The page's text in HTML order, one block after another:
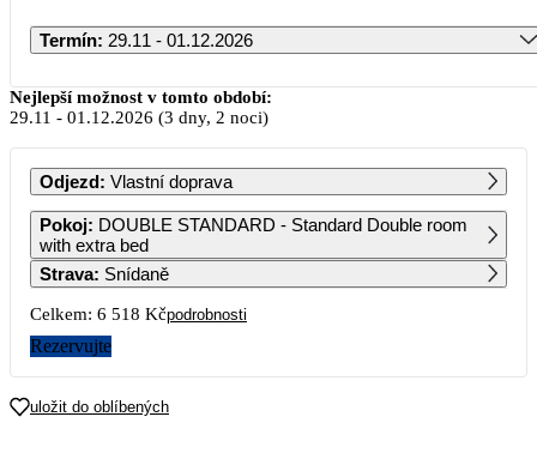
Termín: 29.11 - 01.12.2026
Listopad 2026
PO ÚT ST ČT PÁ SO NE
1
3 619
2
3 919
16 17
3 919
Nejlepší možnost v tomto období:
29.11 - 01.12.2026 (3 dny, 2 noci)
Odjezd: Vlastní doprava
Pokoj: DOUBLE STANDARD - Standard Double room
with extra bed
Strava: Snídaně
Celkem: 6 518 Kčpodrobnosti
Rezervujte
uložit do oblíbených